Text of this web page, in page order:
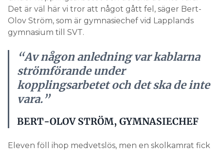
Det är väl här vi tror att något gått fel, säger Bert-
Olov Ström, som är gymnasiechef vid Lapplands
gymnasium till SVT.
“Av någon anledning var kablarna
strömförande under
kopplingsarbetet och det ska de inte
vara.”
BERT-OLOV STRÖM, GYMNASIECHEF
Eleven föll ihop medvetslös, men en skolkamrat fick